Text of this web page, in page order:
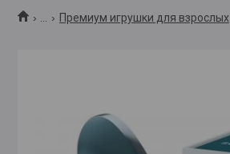
... Премиум игрушки для взрослых